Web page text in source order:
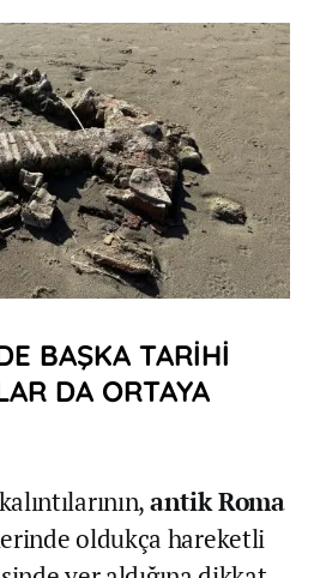
BAŞKA TARİHİ
DA ORTAYA
antik Roma
oldukça hareketli